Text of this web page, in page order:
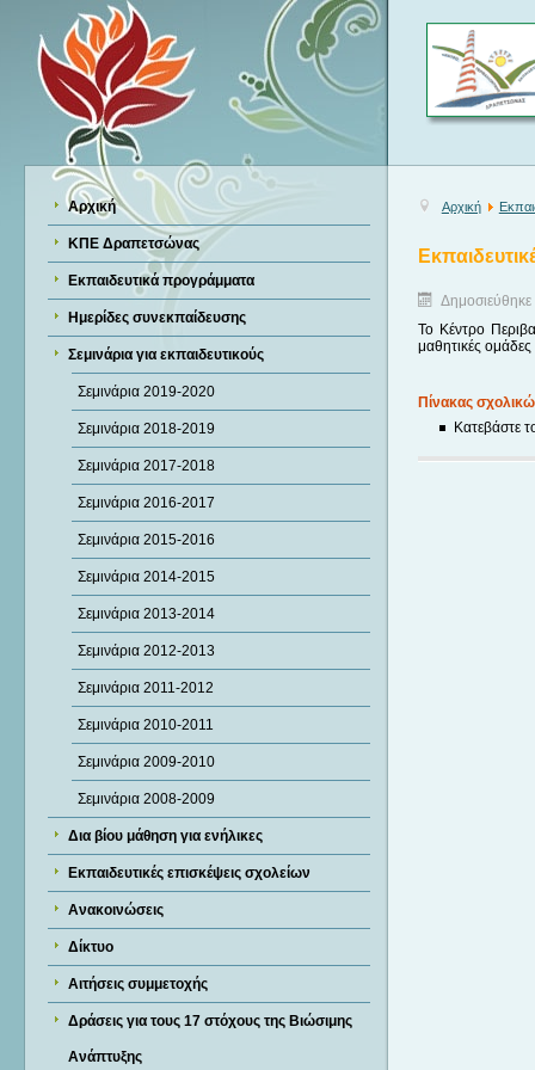
Αρχική
ΚΠΕ Δραπετσώνας
Εκπαιδευτικά προγράμματα
Ημερίδες συνεκπαίδευσης
Σεμινάρια για εκπαιδευτικούς
Σεμινάρια 2019-2020
Σεμινάρια 2018-2019
Σεμινάρια 2017-2018
Σεμινάρια 2016-2017
Σεμινάρια 2015-2016
Σεμινάρια 2014-2015
Σεμινάρια 2013-2014
Σεμινάρια 2012-2013
Σεμινάρια 2011-2012
Σεμινάρια 2010-2011
Σεμινάρια 2009-2010
Σεμινάρια 2008-2009
Δια βίου μάθηση για ενήλικες
Εκπαιδευτικές επισκέψεις σχολείων
Ανακοινώσεις
Δίκτυο
Αιτήσεις συμμετοχής
Δράσεις για τους 17 στόχους της Βιώσιμης
Ανάπτυξης
Αρχική
Το Κέντρο
μαθητικές
Πίνακας
Κατεβάστε